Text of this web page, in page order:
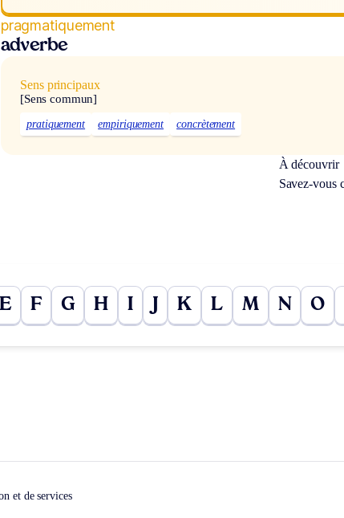
pragmatiquement
adverbe
Sens principaux
[Sens commun]
pratiquement empiriquement concrètement
À découvrir
Savez-vous
E F G H I J K L M N O
et de services